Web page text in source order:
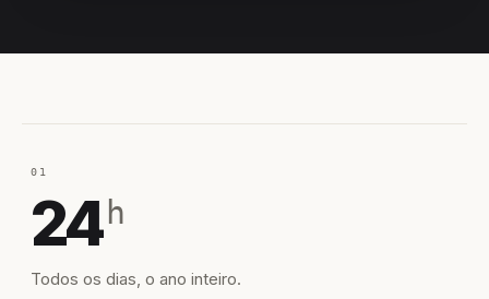
01
24 h
Todos os dias, o ano inteiro.